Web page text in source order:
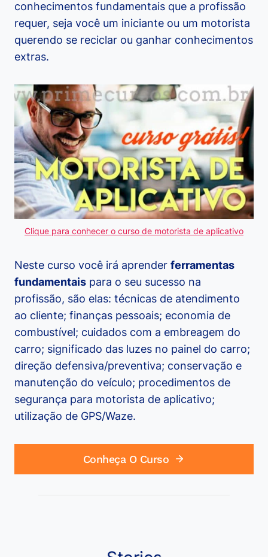
conhecimentos fundamentais que a profissão
requer, seja você um iniciante ou um motorista
querendo se reciclar ou ganhar conhecimentos
extras.
Clique para conhecer o curso de motorista de aplicativo
Neste curso você irá aprender ferramentas
fundamentais para o seu sucesso na
profissão, são elas: técnicas de atendimento
ao cliente; finanças pessoais; economia de
combustível; cuidados com a embreagem do
carro; significado das luzes no painel do carro;
direção defensiva/preventiva; conservação e
manutenção do veículo; procedimentos de
segurança para motorista de aplicativo;
utilização de GPS/Waze.
Conheça O Curso